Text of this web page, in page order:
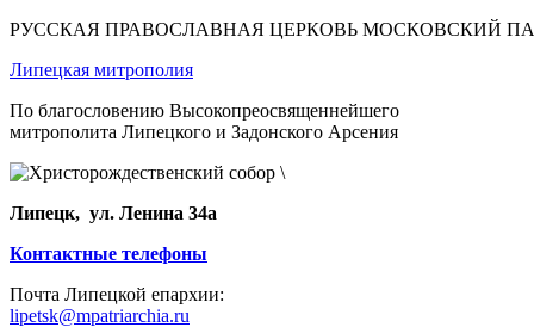
РУССКАЯ ПРАВОСЛАВНАЯ ЦЕРКОВЬ МОСКОВСКИЙ
Липецкая митрополия
По благословению Высокопреосвященнейшего
митрополита Липецкого и Задонского Арсения
Липецк, ул. Ленина 34а
Контактные телефоны
Почта Липецкой епархии:
lipetsk@mpatriarchia.ru